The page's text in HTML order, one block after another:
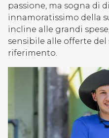
passione, ma sogna di
innamoratissimo della
incline alle grandi
sensibile alle offerte
riferimento.